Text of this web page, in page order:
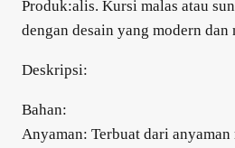
Produk:alis. Kursi malas atau
dengan desain yang modern dan
Deskripsi:
Bahan:
Anyaman: Terbuat dari